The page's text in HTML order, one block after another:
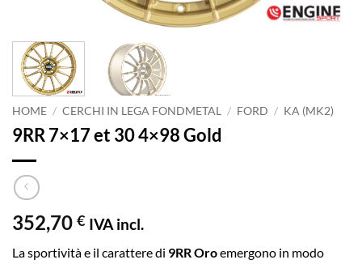
HOME / CERCHI IN LEGA FONDMETAL / FORD / KA (MK2)
9RR 7×17 et 30 4×98 Gold
352,70 € IVA incl.
La sportività e il carattere di 9RR Oroemergono in modo